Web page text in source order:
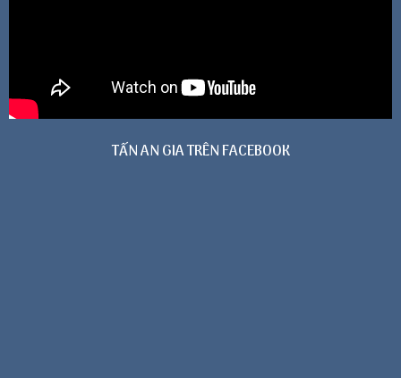
TẤN AN GIA TRÊN FACEBOOK